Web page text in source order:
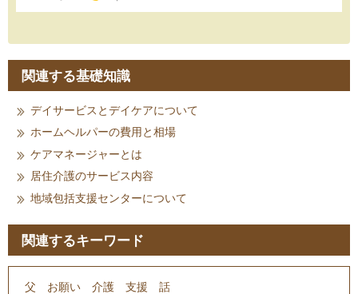
関連する基礎知識
デイサービスとデイケアについて
ホームヘルパーの費用と相場
ケアマネージャーとは
居住介護のサービス内容
地域包括支援センターについて
関連するキーワード
父 お願い 介護 支援 話